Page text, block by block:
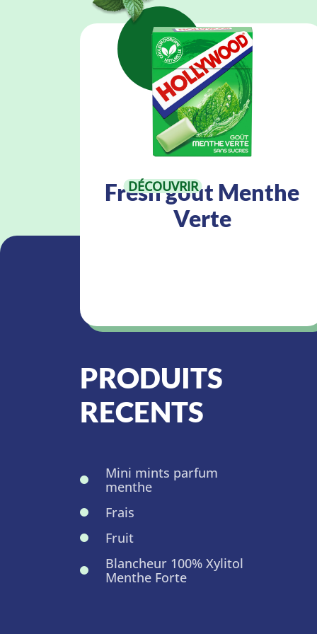
Fresh goût Menthe
Verte
DÉCOUVRIR
PRODUITS
RECENTS
Mini mints parfum
menthe
Frais
Fruit
Blancheur 100% Xylitol
Menthe Forte